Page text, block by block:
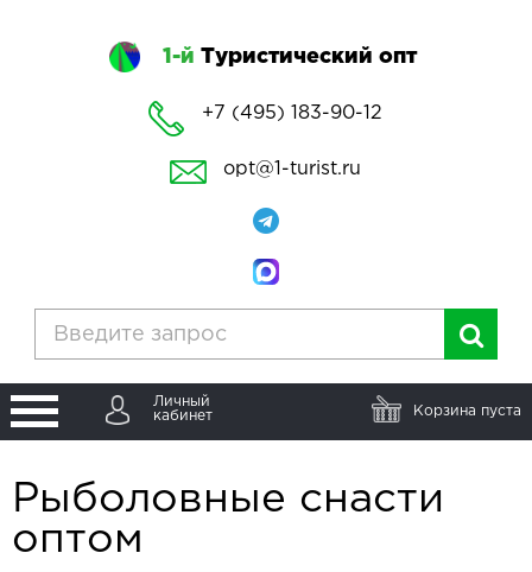
1-й Туристический опт
+7 (495) 183-90-12
opt@1-turist.ru
Личный
кабинет
Корзина пуста
Рыболовные снасти
оптом